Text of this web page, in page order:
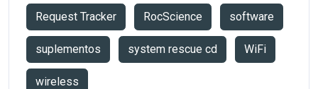
Request Tracker RocScience software
suplementos system rescue cd WiFi
wireless